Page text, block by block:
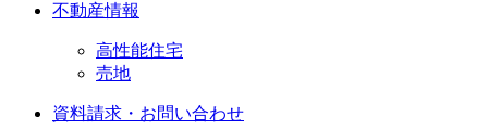
不動産情報
高性能住宅
売地
資料請求・お問い合わせ